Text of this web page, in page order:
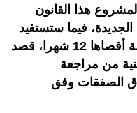
هذا القانون
فيما ستستفيد
العقود والصفقات الجارية من مهلة أقصاها 12 شهرا، قصد
من مراجعة
الصفقات وفق